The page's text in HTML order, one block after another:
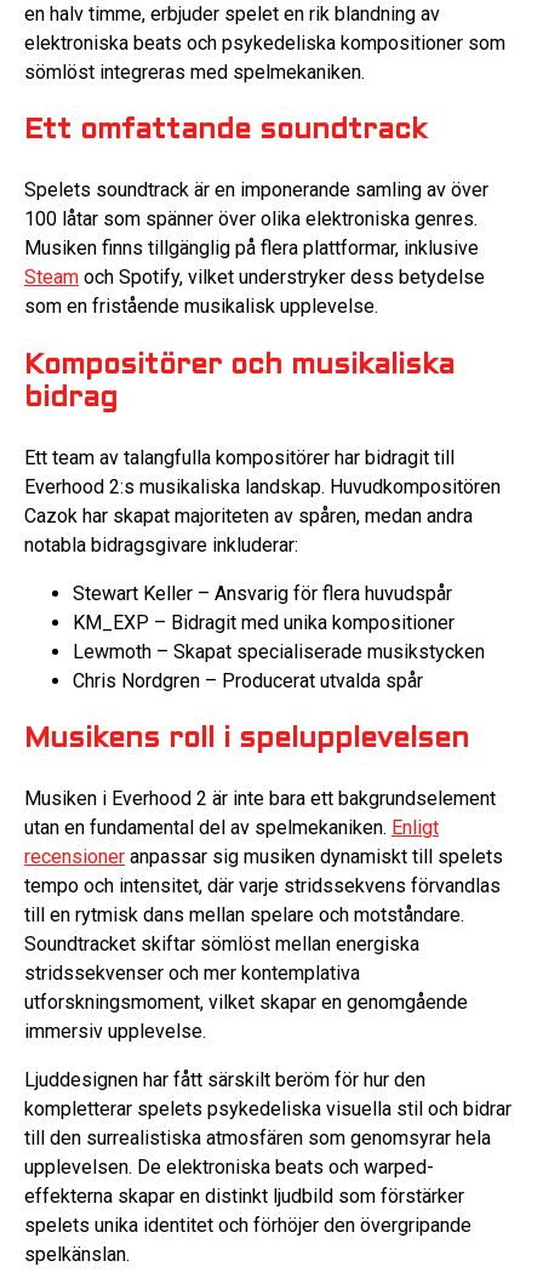
en halv timme, erbjuder spelet en rik blandning av
elektroniska beats och psykedeliska kompositioner som
sömlöst integreras med spelmekaniken.
Ett omfattande soundtrack
Spelets soundtrack är en imponerande samling av över
100 låtar som spänner över olika elektroniska genres.
Musiken finns tillgänglig på flera plattformar, inklusive
Steam och Spotify, vilket understryker dess betydelse
som en fristående musikalisk upplevelse.
Kompositörer och musikaliska
bidrag
Ett team av talangfulla kompositörer har bidragit till
Everhood 2:s musikaliska landskap. Huvudkompositören
Cazok har skapat majoriteten av spåren, medan andra
notabla bidragsgivare inkluderar:
Stewart Keller – Ansvarig för flera huvudspår
KM_EXP – Bidragit med unika kompositioner
Lewmoth – Skapat specialiserade musikstycken
Chris Nordgren – Producerat utvalda spår
Musikens roll i spelupplevelsen
Musiken i Everhood 2 är inte bara ett bakgrundselement
utan en fundamental del av spelmekaniken. Enligt
recensioner anpassar sig musiken dynamiskt till spelets
tempo och intensitet, där varje stridssekvens förvandlas
till en rytmisk dans mellan spelare och motståndare.
Soundtracket skiftar sömlöst mellan energiska
stridssekvenser och mer kontemplativa
utforskningsmoment, vilket skapar en genomgående
immersiv upplevelse.
Ljuddesignen har fått särskilt beröm för hur den
kompletterar spelets psykedeliska visuella stil och bidrar
till den surrealistiska atmosfären som genomsyrar hela
upplevelsen. De elektroniska beats och warped-
effekterna skapar en distinkt ljudbild som förstärker
spelets unika identitet och förhöjer den övergripande
spelkänslan.